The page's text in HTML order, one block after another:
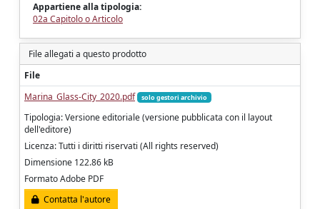
Appartiene alla tipologia:
02a Capitolo o Articolo
File allegati a questo prodotto
File
Marina_Glass-City_2020.pdf
solo gestori archivio
Tipologia: Versione editoriale (versione pubblicata con il layout
dell'editore)
Licenza: Tutti i diritti riservati (All rights reserved)
Dimensione 122.86 kB
Formato Adobe PDF
Contatta l'autore